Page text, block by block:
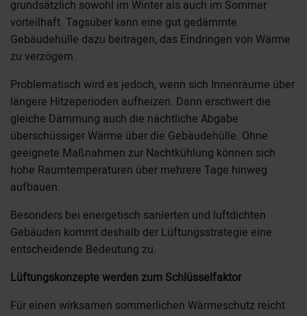
grundsätzlich sowohl im Winter als auch im Sommer
vorteilhaft. Tagsüber kann eine gut gedämmte
Gebäudehülle dazu beitragen, das Eindringen von Wärme
zu verzögern.
Problematisch wird es jedoch, wenn sich Innenräume über
längere Hitzeperioden aufheizen. Dann erschwert die
gleiche Dämmung auch die nächtliche Abgabe
überschüssiger Wärme über die Gebäudehülle. Ohne
geeignete Maßnahmen zur Nachtkühlung können sich
hohe Raumtemperaturen über mehrere Tage hinweg
aufbauen.
Besonders bei energetisch sanierten und luftdichten
Gebäuden kommt deshalb der Lüftungsstrategie eine
entscheidende Bedeutung zu.
Lüftungskonzepte werden zum Schlüsselfaktor
Für einen wirksamen sommerlichen Wärmeschutz reicht